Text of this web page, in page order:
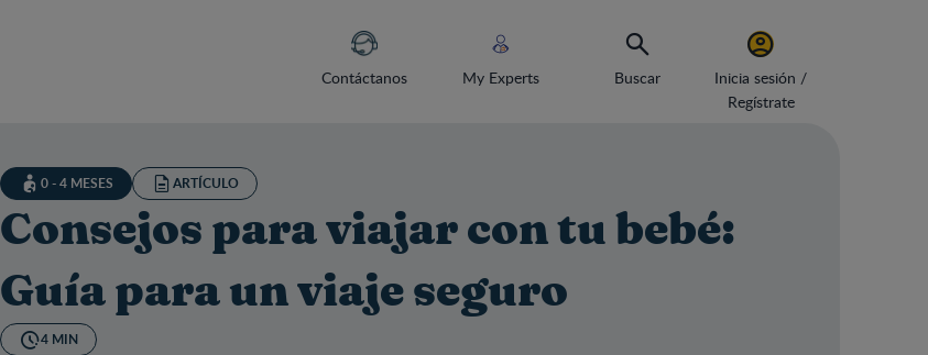
Contáctanos My Experts Buscar
Inicia sesión /
Regístrate
0 - 4 MESES ARTÍCULO
Consejos para viajar con tu bebé:
Guía para un viaje seguro
4 MIN